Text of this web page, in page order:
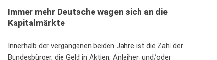
Immer mehr Deutsche wagen sich an die
Kapitalmärkte
Innerhalb der vergangenen beiden Jahre ist die Zahl der
Bundesbürger, die Geld in Aktien, Anleihen und/oder